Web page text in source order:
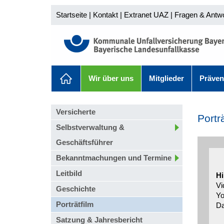
Startseite | Kontakt | Extranet UAZ | Fragen &
Wir über uns Mitglieder
Versicherte
Selbstverwaltung &
Geschäftsführer
Bekanntmachungen und Termine
Leitbild
Geschichte
Porträtfilm
Satzung & Jahresbericht